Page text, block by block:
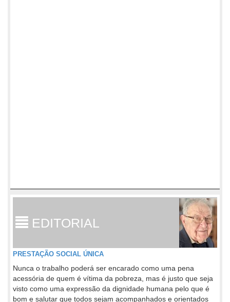
EDITORIAL
PRESTAÇÃO SOCIAL ÚNICA
Nunca o trabalho poderá ser encarado como uma pena
acessória de quem é vítima da pobreza, mas é justo que seja
visto como uma expressão da dignidade humana pelo que é
bom e salutar que todos sejam acompanhados e orientados